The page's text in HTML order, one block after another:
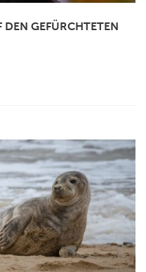
DEN GEFÜRCHTETEN